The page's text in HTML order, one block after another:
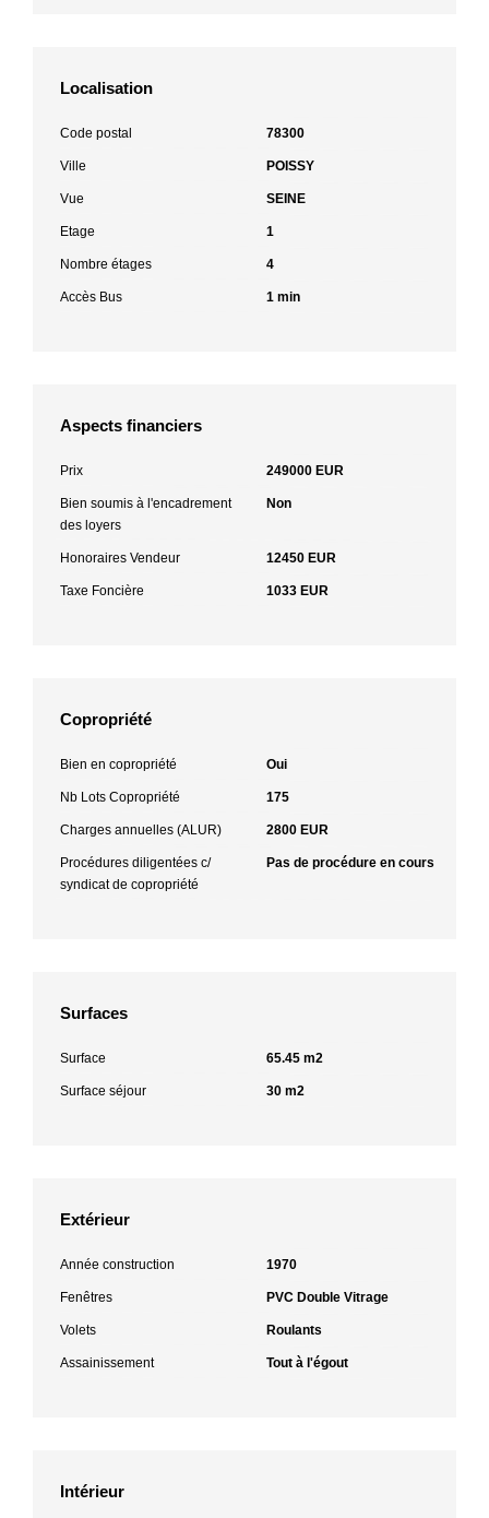
Localisation
Code postal 78300
Ville POISSY
Vue SEINE
Etage 1
Nombre étages 4
Accès Bus 1 min
Aspects financiers
Prix 249000 EUR
Bien soumis à l'encadrement
des loyers
Non
Honoraires Vendeur 12450 EUR
Taxe Foncière 1033 EUR
Copropriété
Bien en copropriété Oui
Nb Lots Copropriété 175
Charges annuelles (ALUR) 2800 EUR
Procédures diligentées c/
syndicat de copropriété
Pas de procédure en cours
Surfaces
Surface 65.45 m2
Surface séjour 30 m2
Extérieur
Année construction 1970
Fenêtres PVC Double Vitrage
Volets Roulants
Assainissement Tout à l'égout
Intérieur